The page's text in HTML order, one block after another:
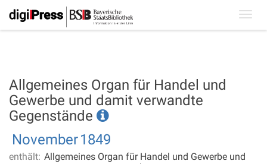
Allgemeines Organ für Handel und
Gewerbe und damit verwandte
Gegenstände
November1849
enthält: Allgemeines Organ für Handel und Gewerbe und